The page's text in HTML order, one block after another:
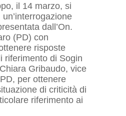
il 14 marzo, si
dall’On.
(PD) con
risposte
riferimento di Sogin
Gribaudo, vice
per ottenere
di criticità di
riferimento ai